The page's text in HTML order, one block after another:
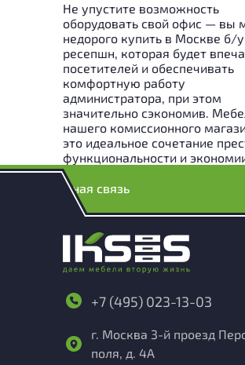
Не упустите возможность
оборудовать свой офис — вы
недорого купить в Москве б/
ресепшн, которая будет
посетителей и обеспечивать
комфортную работу
администратора, при этом
значительно сэкономив.
нашего комиссионного
это идеальное сочетание
функциональности и
Обратная связь
+7 (495) 023-13-03
г. Москва 3-й проезд
поля, д. 4А